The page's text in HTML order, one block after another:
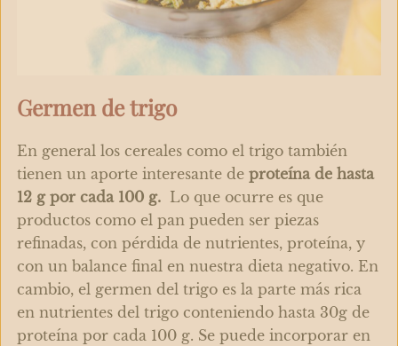
Germen de trigo
En general los cereales como el trigo también
tienen un aporte interesante deproteína de hasta
12 g por cada 100 g.Lo que ocurre es que
productos como el pan pueden ser piezas
refinadas, con pérdida de nutrientes, proteína, y
con un balance final en nuestra dieta negativo. En
cambio, el germen del trigo es la parte más rica
en nutrientes del trigo conteniendo hasta 30g de
proteína por cada 100 g. Se puede incorporar en